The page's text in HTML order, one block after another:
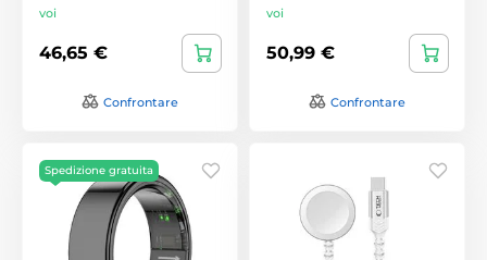
voi
46,65 €
Confrontare
voi
50,99 €
Confrontare
Spedizione gratuita